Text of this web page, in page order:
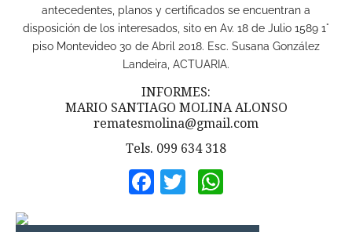
antecedentes, planos y certificados se encuentran a
disposición de los interesados, sito en Av. 18 de Julio 1589 1°
piso Montevideo 30 de Abril 2018. Esc. Susana González
Landeira, ACTUARIA.
INFORMES:
MARIO SANTIAGO MOLINA ALONSO
rematesmolina@gmail.com
Tels. 099 634 318
Facebook
Twitter